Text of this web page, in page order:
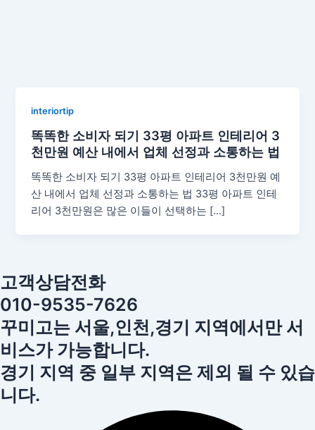
interiortip
똑똑한 소비자 되기 33평 아파트 인테리어 3
천만원 예산 내에서 업체 선정과 소통하는 법
똑똑한 소비자 되기 33평 아파트 인테리어 3천만원 예
산 내에서 업체 선정과 소통하는 법 33평 아파트 인테
리어 3천만원은 많은 이들이 선택하는 […]
고객상담전화
010-9535-7626
꾸미고는 서울,인천,경기 지역에서만 서
비스가 가능합니다.
경기 지역 중 일부 지역은 제외 될 수 있습
니다.